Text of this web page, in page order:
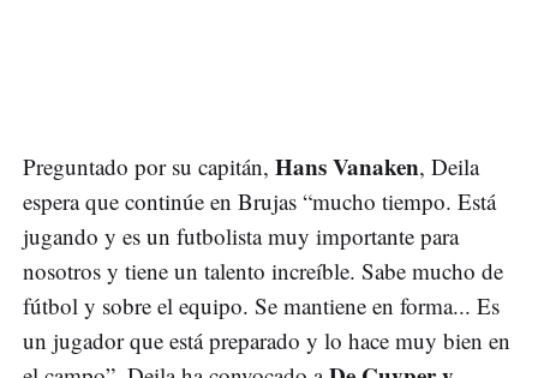
Preguntado por su capitán, Hans Vanaken, Deila
espera que continúe en Brujas “mucho tiempo. Está
jugando y es un futbolista muy importante para
nosotros y tiene un talento increíble. Sabe mucho de
fútbol y sobre el equipo. Se mantiene en forma... Es
un jugador que está preparado y lo hace muy bien en